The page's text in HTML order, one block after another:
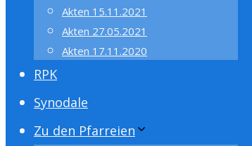
Akten 15.11.2021
Akten 27.05.2021
Akten 17.11.2020
RPK
Synodale
Zu den Pfarreien